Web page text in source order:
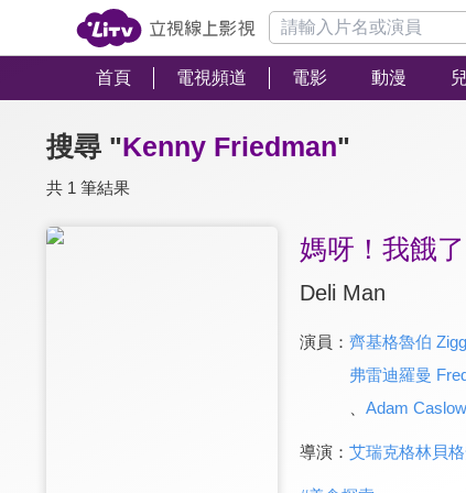
首頁 電視頻道 電影 動漫
搜尋 "Kenny Friedman"
共 1 筆結果
媽呀！我餓了
Deli Man
演員： 齊基格魯伯
弗雷迪羅曼
Adam Caslow
導演： 艾瑞克格林貝